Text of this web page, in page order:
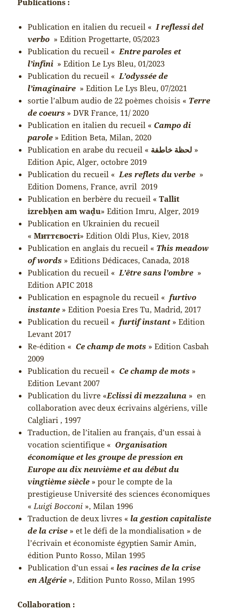
Publications :
Publication en italien du recueil «I reflessi del
verbo » Edition Progettarte, 05/2023
Publication du recueil «Entre paroles et
l’infini » Edition Le Lys Bleu, 01/2023
Publication du recueil «L’odyssée de
l’imaginaire » Edition Le Lys Bleu, 07/2021
sortie l’album audio de 22 poèmes choisis « Terre
de coeurs » DVR France, 11/ 2020
Publication en italien du recueil « Campo di
parole » Edition Beta, Milan, 2020
Publication en arabe du recueil «
»
Edition Apic, Alger, octobre 2019
Publication du recueil «Les reflets du verbe »
Edition Domens, France, avril 2019
Publication en berbère du recueil «Tallit
izrebḥen am waḍu» Edition Imru, Alger, 2019
Publication en Ukrainien du recueil
«Миттєвості» Edition Oldi Plus, Kiev, 2018
Publication en anglais du recueil « This meadow
of words » Editions Dédicaces, Canada, 2018
Publication du recueil «L’être sans l’ombre »
Edition APIC 2018
Publication en espagnole du recueil «furtivo
instante » Edition Poesia Eres Tu, Madrid, 2017
Publication du recueil «furtif instant» Edition
Levant 2017
Re-édition « Ce champ de mots » Edition Casbah
2009
Publication du recueil « Ce champ de mots »
Edition Levant 2007
Publication du livre «Eclissi di mezzaluna » en
collaboration avec deux écrivains algériens, ville
Calgliari , 1997
Traduction, de l’italien au français, d’un essai à
vocation scientifique « Organisation
économique et les groupe de pression en
Europe au dix neuvième et au début du
vingtième siècle » pour le compte de la
prestigieuse Université des sciences économiques
«Luigi Bocconi », Milan 1996
Traduction de deux livres «la gestion capitaliste
de la crise » et le défi de la mondialisation » de
l’écrivain et économiste égyptien Samir Amin,
édition Punto Rosso, Milan 1995
Publication d’un essai «les racines de la crise
en Algérie », Edition Punto Rosso, Milan 1995
Collaboration :